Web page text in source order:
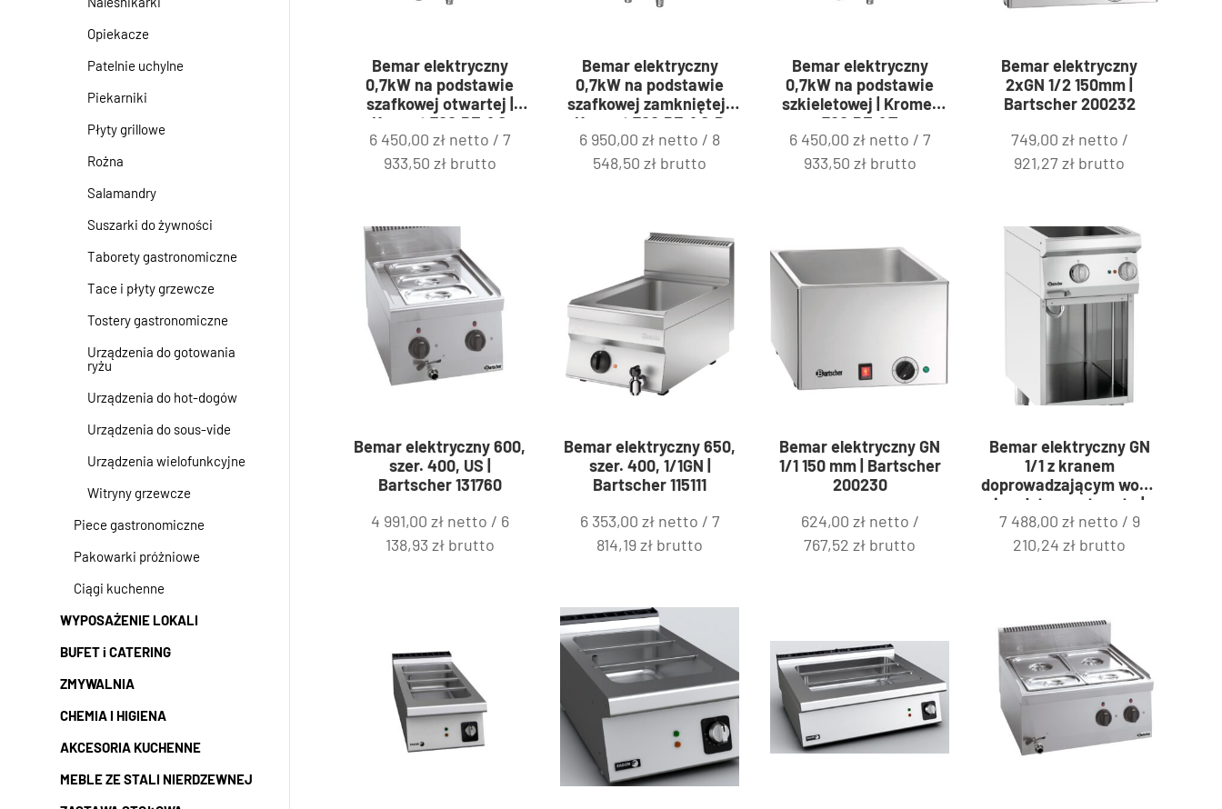
Opiekacze
Patelnie uchylne
Piekarniki
Płyty grillowe
Rożna
Salamandry
Suszarki do żywności
Taborety gastronomiczne
Tace i płyty grzewcze
Tostery gastronomiczne
Urządzenia do gotowania
ryżu
Urządzenia do hot-dogów
Urządzenia do sous-vide
Urządzenia wielofunkcyjne
Witryny grzewcze
Piece gastronomiczne
Pakowarki próżniowe
Ciągi kuchenne
WYPOSAŻENIE LOKALI
BUFET i CATERING
ZMYWALNIA
CHEMIA I HIGIENA
AKCESORIA KUCHENNE
MEBLE ZE STALI NIERDZEWNEJ
Bemar elektryczny
0,7kW na podstawie
szafkowej otwartej |
Kromet 700.BE-1.S
6 450,00 zł netto / 7
933,50 złbrutto
Bemar elektryczny
0,7kW na podstawie
szafkowej zamkniętej |
Kromet 700.BE-1.S.D
6 950,00zł netto / 8
548,50zł brutto
Bemar elektryczny
0,7kW na podstawie
szkieletowej | Kromet
700.BE-1.T
6 450,00 zł netto / 7
933,50 złbrutto
Bemar elektryczny
2xGN 1/2 150mm |
Bartscher 200232
749,00 zł netto /
921,27zł brutto
Bemar elektryczny 600,
szer. 400, US |
Bartscher 131760
4 991,00 zł netto / 6
138,93 złbrutto
Bemar elektryczny 650,
szer. 400, 1/1GN |
Bartscher 115111
6 353,00 zł netto / 7
814,19zł brutto
Bemar elektryczny GN
1/1 150 mm | Bartscher
200230
624,00 zł netto /
767,52zł brutto
Bemar elektryczny GN
1/1 z kranem
doprowadzającym wodę
i podstawą otwartą |
Bartscher 286301
7 488,00 zł netto / 9
210,24zł brutto